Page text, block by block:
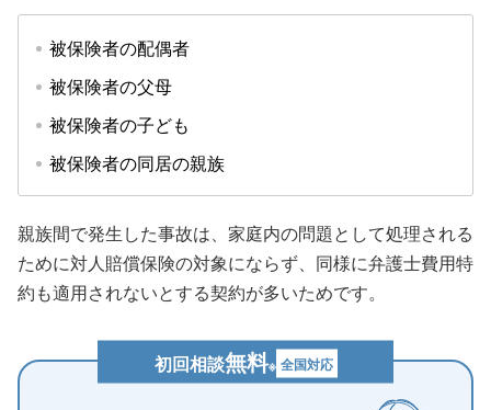
被保険者の配偶者
被保険者の父母
被保険者の子ども
被保険者の同居の親族
親族間で発生した事故は、家庭内の問題として処理される
ために対人賠償保険の対象にならず、同様に弁護士費用特
約も適用されないとする契約が多いためです。
初回相談無料※ 全国対応